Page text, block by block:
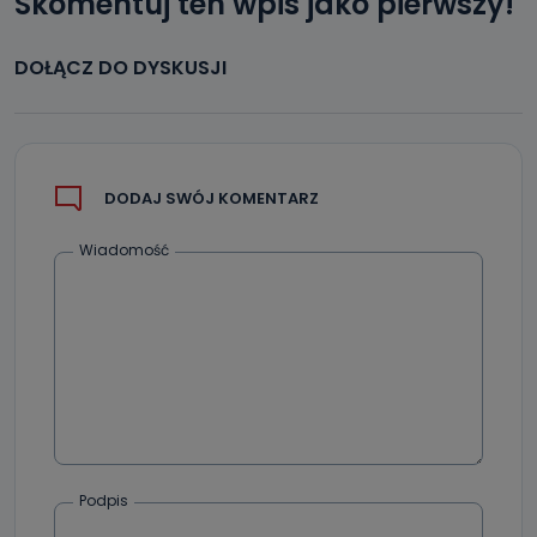
Jak skontaktować się z inspektorem
danych osobowych?
DOŁĄCZ DO DYSKUSJI
DODAJ SWÓJ KOMENTARZ
Wiadomość
Podpis